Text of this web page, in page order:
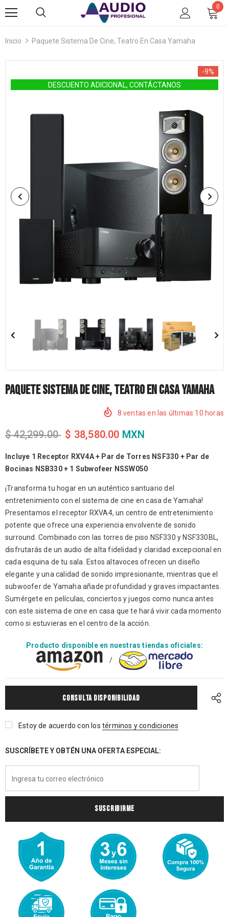
0
Inicio Paquete Sistema De Cine, Teatro En Casa Yamaha
-9%
DESCUENTO ADICIONAL, CONTÁCTANOS
Paquete Sistema de Cine, teatro en Casa Yamaha
8 ventas en las últimas 10 horas
$ 42,299.00 $ 38,580.00 MXN
Incluye 1 Receptor RXV4A + Par de Torres NSF330 + Par de
Bocinas NSB330 + 1 Subwofeer NSSW050
¡Transforma tu hogar en un auténtico santuario del
entretenimiento con el sistema de cine en casa de Yamaha!
Presentamos el receptor RXVA4, un centro de entretenimiento
potente que ofrece una experiencia envolvente de sonido
surround. Combinado con las torres de piso NSF330 y NSF330BL,
disfrutarás de un audio de alta fidelidad y claridad excepcional en
cada esquina de tu sala. Estos altavoces ofrecen un diseño
elegante y una calidad de sonido impresionante, mientras que el
subwoofer de Yamaha añade profundidad y graves impactantes.
Sumérgete en películas, conciertos y juegos como nunca antes
con este sistema de cine en casa que te hará vivir cada momento
como si estuvieras en el centro de la acción.
Producto disponible en nuestras tiendas oficiales:
/
CONSULTA DISPONIBILIDAD
Estoy de acuerdo con los términos y condiciones
SUSCRÍBETE Y OBTÉN UNA OFERTA ESPECIAL: